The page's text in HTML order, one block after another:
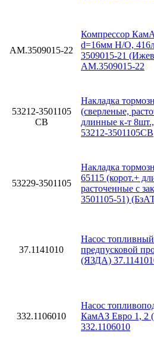
АМ.3509015-22
Компрессор
d=16мм Н/О,
3509015-21
АМ.3509015-22
53212-3501105
СВ
Накладка
(сверленые,
длинные к-т
53212-3501105СВ
53229-3501105
Накладка
65115 (корот.+
расточенные с
3501105-51)
37.1141010
Насос
предпусковой
(ЯЗДА)
332.1106010
Насос
КамАЗ Евро 1, 2
332.1106010